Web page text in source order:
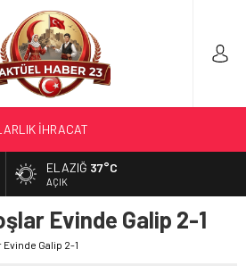
İHRACAT
EDİLDİ…
OPERASYONU
TEŞEKKÜR
ELAZIĞ 37°C
AÇIK
Evinde Galip 2-1
Galip 2-1